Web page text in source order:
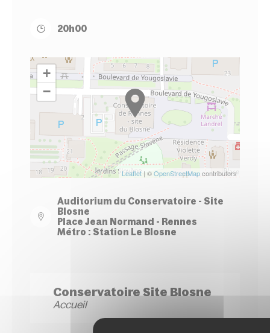
20h00
+
−
Leaflet | ©OpenStreetMapcontributors
Auditorium du Conservatoire - Site
Blosne
Place Jean Normand - Rennes
Métro : Station Le Blosne
Conservatoire Site Blosne
Accueil